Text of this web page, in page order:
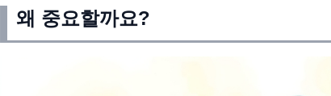
왜 중요할까요?